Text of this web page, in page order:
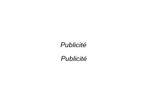
Publicité
Publicité